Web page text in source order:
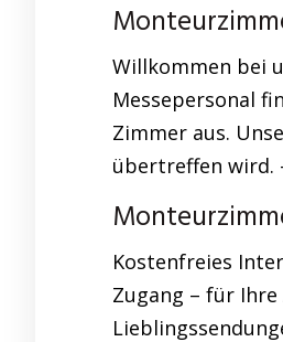
Willkommen bei
Messepersonal
Zimmer aus.
übertreffen wird.
Kostenfreies
Zugang – für